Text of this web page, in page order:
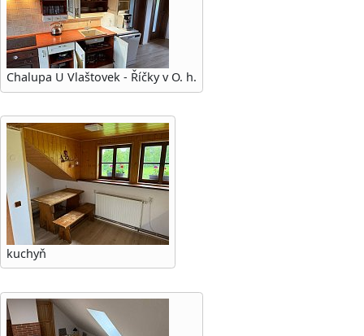
Chalupa U Vlaštovek - Říčky v O. h.
kuchyň